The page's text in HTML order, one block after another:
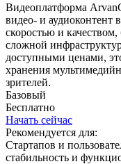
Видеоплатформа
видео- и аудиоконтент
скоростью и
сложной
доступными ценами,
хранения
зрителей.
Базовый
Бесплатно
Начать сейчас
Рекомендуется для:
Стартапов и
стабильность и